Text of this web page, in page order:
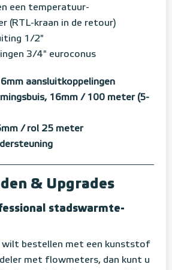
een temperatuur-
(RTL-kraan in de retour)
1/2"
3/4" euroconus
aansluitkoppelingen
16mm / 100 meter (5-
/ rol 25 meter
& Upgrades
stadswarmte-
wilt bestellen met een kunststof
met flowmeters, dan kunt u